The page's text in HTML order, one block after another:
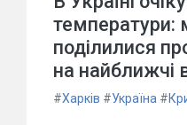
температури:
поділилися
на найближчі
#Харків #Україна #